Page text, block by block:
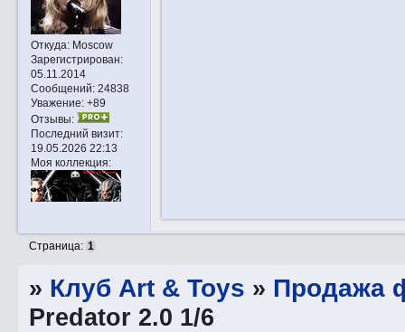
Откуда:Moscow
Зарегистрирован:
05.11.2014
Сообщений:24838
Уважение: +89
Отзывы:
Последний визит:
19.05.2026 22:13
Моя коллекция:
Страница: 1
» Клуб Art & Toys » Продажа
Predator 2.0 1/6